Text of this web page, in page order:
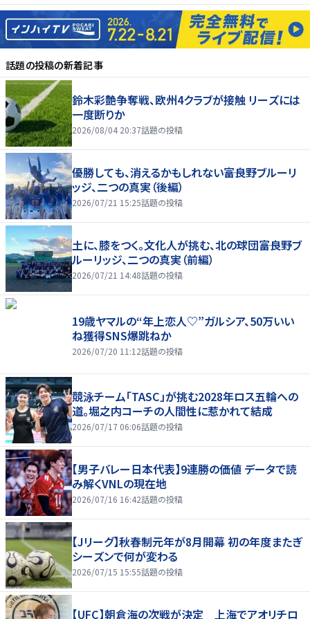
話題の投稿の新着記事
鈴木彩艶争奪戦、欧州4クラブが接触 リーズには
一度断りか
2026/08/04 20:37話題の投稿
優勝しても、消えるかもしれない――富良野ブルーリ
ッジ、二つの真実（後編）
2026/07/21 15:25話題の投稿
土に、膝をつく。文化人が挑む、北の球団――富良野ブ
ルーリッジ、二つの真実（前編）
2026/07/21 14:48話題の投稿
19歳ヤマルの“年上恋人♡”ガルシア、50万いい
ね獲得SNS爆跳ねか
2026/07/20 11:12話題の投稿
競泳チーム「TASC」が挑む2028年ロス五輪への
道。堀之内コーチの人間性に惹かれて結成
2026/07/17 06:06話題の投稿
【男子バレー日本代表】9連勝の価値 データで読
み解くVNLの現在地
2026/07/16 16:42話題の投稿
【Jリーグ】秋春制元年が8月開幕 初の年度またぎ
シーズンで何が変わる
2026/07/15 15:55話題の投稿
【UFC】朝倉海の次戦が決定 上海でアオリチロ